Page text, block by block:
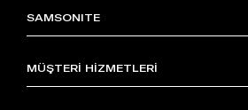
SAMSONITE
MÜŞTERİ HİZMETLERİ